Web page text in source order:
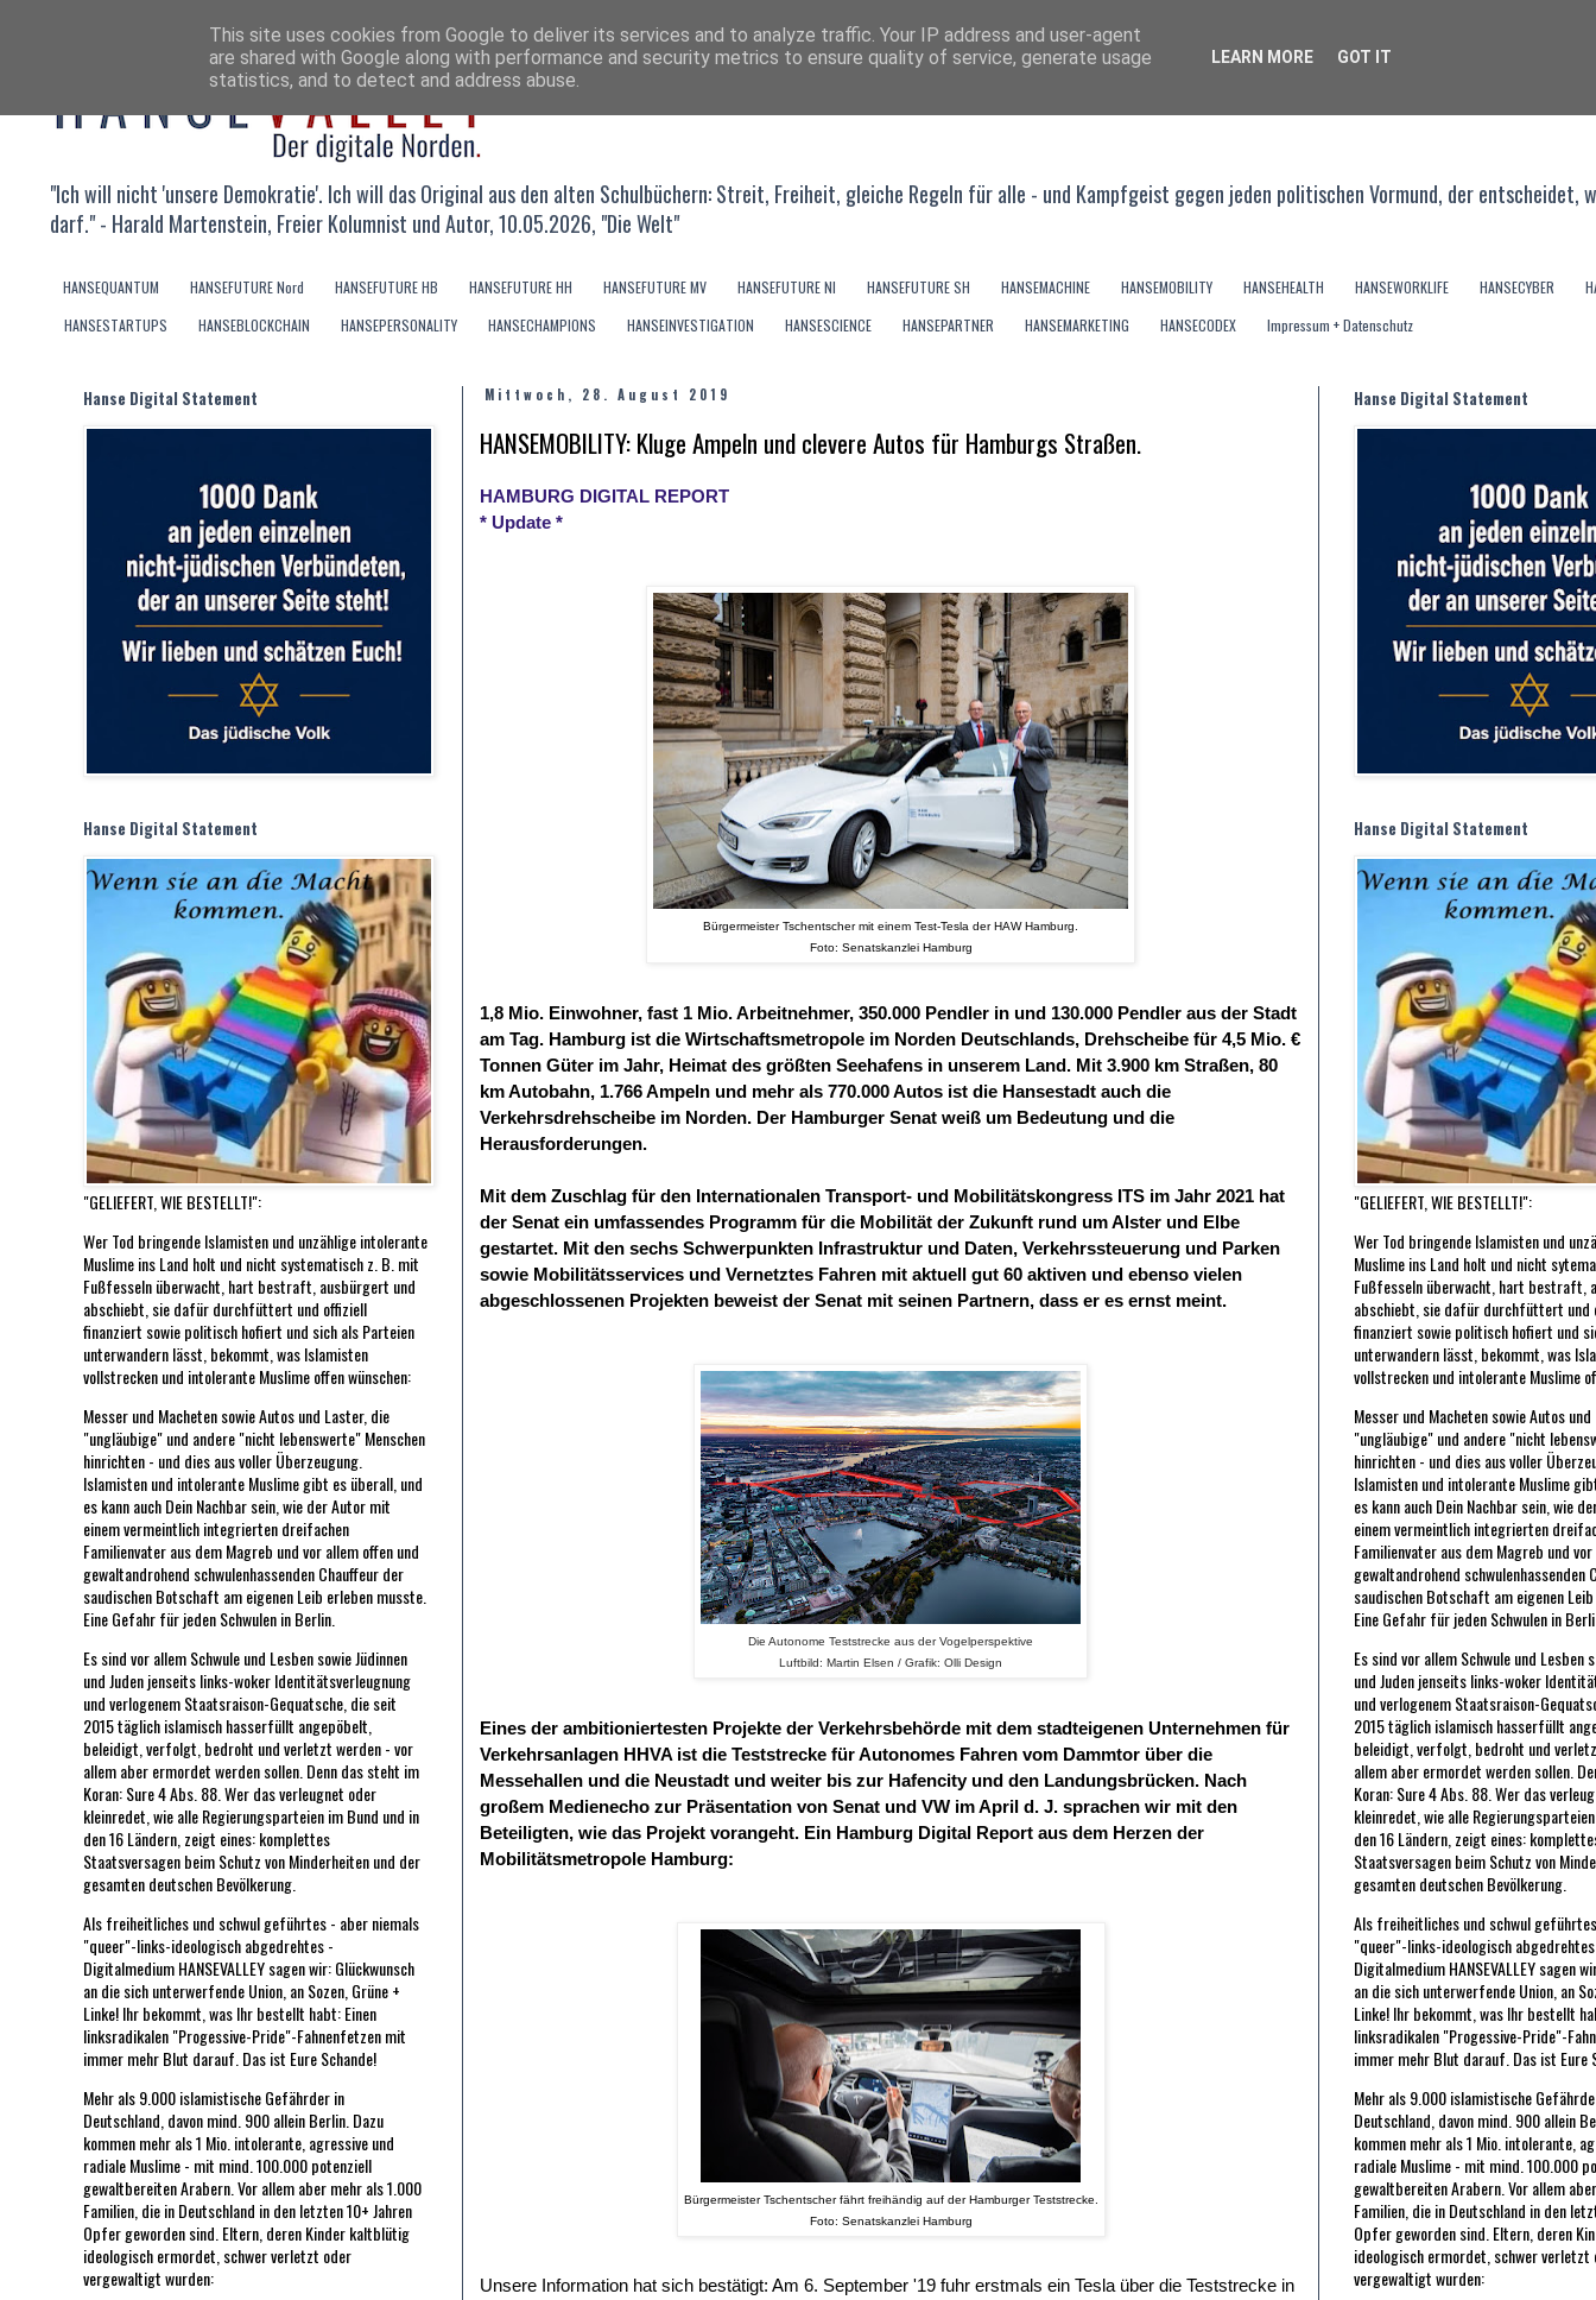
"Ich will nicht 'unsere Demokratie'. Ich will das Original aus den alten Schulbüchern: Streit, Freiheit, gleiche Regeln für alle - und Kampfgeist gegen jeden politischen Vormund, der entscheidet,
darf." - Harald Martenstein, Freier Kolumnist und Autor, 10.05.2026, "Die Welt"
HANSEQUANTUM HANSEFUTURE Nord HANSEFUTURE HB HANSEFUTURE HH HANSEFUTURE MV HANSEFUTURE NI HANSEFUTURE SH HANSEMACHINE HANSEMOBILITY HANSEHEALTH HANSEWORKLIFE HANSECYBER
HANSESTARTUPS
HANSEBLOCKCHAIN HANSEPERSONALITY HANSECHAMPIONS HANSEINVESTIGATION HANSESCIENCE HANSEPARTNER HANSEMARKETING HANSECODEX Impressum + Datenschutz
Mittwoch, 28. August 2019
HANSEMOBILITY: Kluge Ampeln und clevere Autos für Hamburgs Straßen.
HAMBURG DIGITAL REPORT
* Update *
Bürgermeister Tschentscher mit einem Test-Tesla der HAW Hamburg.
Foto: Senatskanzlei Hamburg
1,8 Mio. Einwohner, fast 1 Mio. Arbeitnehmer, 350.000 Pendler in und 130.000 Pendler aus der Stadt
am Tag. Hamburg ist die Wirtschaftsmetropole im Norden Deutschlands, Drehscheibe für 4,5 Mio. €
Tonnen Güter im Jahr, Heimat des größten Seehafens in unserem Land. Mit 3.900 km Straßen, 80
km Autobahn, 1.766 Ampeln und mehr als 770.000 Autos ist die Hansestadt auch die
Verkehrsdrehscheibe im Norden. Der Hamburger Senat weiß um Bedeutung und die
Herausforderungen.
Mit dem Zuschlag für den Internationalen Transport- und Mobilitätskongress ITS im Jahr 2021 hat
der Senat ein umfassendes Programm für die Mobilität der Zukunft rund um Alster und Elbe
gestartet. Mit den sechs Schwerpunkten Infrastruktur und Daten, Verkehrssteuerung und Parken
sowie Mobilitätsservices und Vernetztes Fahren mit aktuell gut 60 aktiven und ebenso vielen
abgeschlossenen Projekten beweist der Senat mit seinen Partnern, dass er es ernst meint.
Die Autonome Teststrecke aus der Vogelperspektive
Luftbild: Martin Elsen / Grafik: Olli Design
Eines der ambitioniertesten Projekte der Verkehrsbehörde mit dem stadteigenen Unternehmen für
Verkehrsanlagen HHVA ist die Teststrecke für Autonomes Fahren vom Dammtor über die
Messehallen und die Neustadt und weiter bis zur Hafencity und den Landungsbrücken. Nach
großem Medienecho zur Präsentation von Senat und VW im April d. J. sprachen wir mit den
Beteiligten, wie das Projekt vorangeht. Ein Hamburg Digital Report aus dem Herzen der
Mobilitätsmetropole Hamburg:
Bürgermeister Tschentscher fährt freihändig auf der Hamburger Teststrecke.
Foto: Senatskanzlei Hamburg
Unsere Information hat sich bestätigt: Am 6. September '19 fuhr erstmals ein Tesla über die Teststrecke in
Hanse Digital Statement
Hanse Digital Statement
"GELIEFERT, WIE BESTELLT!":
Wer Tod bringende Islamisten und unzählige intolerante
Muslime ins Land holt und nicht systematisch z. B. mit
Fußfesseln überwacht, hart bestraft, ausbürgert und
abschiebt, sie dafür durchfüttert und offiziell
finanziert sowie politisch hofiert und sich als Parteien
unterwandern lässt, bekommt, was Islamisten
vollstrecken und intolerante Muslime offen wünschen:
Messer und Macheten sowie Autos und Laster, die
"ungläubige" und andere "nicht lebenswerte" Menschen
hinrichten - und dies aus voller Überzeugung.
Islamisten und intolerante Muslime gibt es überall, und
es kann auch Dein Nachbar sein, wie der Autor mit
einem vermeintlich integrierten dreifachen
Familienvater aus dem Magreb und vor allem offen und
gewaltandrohend schwulenhassenden Chauffeur der
saudischen Botschaft am eigenen Leib erleben musste.
Eine Gefahr für jeden Schwulen in Berlin.
Es sind vor allem Schwule und Lesben sowie Jüdinnen
und Juden jenseits links-woker Identitätsverleugnung
und verlogenem Staatsraison-Gequatsche, die seit
2015 täglich islamisch hasserfüllt angepöbelt,
beleidigt, verfolgt, bedroht und verletzt werden - vor
allem aber ermordet werden sollen. Denn das steht im
Koran: Sure 4 Abs. 88. Wer das verleugnet oder
kleinredet, wie alle Regierungsparteien im Bund und in
den 16 Ländern, zeigt eines: komplettes
Staatsversagen beim Schutz von Minderheiten und der
gesamten deutschen Bevölkerung.
Als freiheitliches und schwul geführtes - aber niemals
"queer"-links-ideologisch abgedrehtes -
Digitalmedium HANSEVALLEY sagen wir: Glückwunsch
an die sich unterwerfende Union, an Sozen, Grüne +
Linke! Ihr bekommt, was Ihr bestellt habt: Einen
linksradikalen "Progessive-Pride"-Fahnenfetzen mit
immer mehr Blut darauf. Das ist Eure Schande!
Mehr als 9.000 islamistische Gefährder in
Deutschland, davon mind. 900 allein Berlin. Dazu
kommen mehr als 1 Mio. intolerante, agressive und
radiale Muslime - mit mind. 100.000 potenziell
gewaltbereiten Arabern. Vor allem aber mehr als 1.000
Familien, die in Deutschland in den letzten 10+ Jahren
Opfer geworden sind. Eltern, deren Kinder kaltblütig
ideologisch ermordet, schwer verletzt oder
vergewaltigt wurden:
Hanse Digital Statement
Hanse Digital Statement
"GELIEFERT, WIE BESTELLT!":
Wer Tod bringende Islamisten und
Muslime ins Land holt und nicht
Fußfesseln überwacht, hart bestraft,
abschiebt, sie dafür durchfüttert und
finanziert sowie politisch hofiert und
unterwandern lässt, bekommt, was
vollstrecken und intolerante Muslime
Messer und Macheten sowie Autos
"ungläubige" und andere "nicht
hinrichten - und dies aus voller
Islamisten und intolerante Muslime
es kann auch Dein Nachbar sein, wie
einem vermeintlich integrierten
Familienvater aus dem Magreb und
gewaltandrohend schwulenhassenden
saudischen Botschaft am eigenen
Eine Gefahr für jeden Schwulen in
Es sind vor allem Schwule und Lesben
und Juden jenseits links-woker
und verlogenem Staatsraison-
2015 täglich islamisch hasserfüllt
beleidigt, verfolgt, bedroht und
allem aber ermordet werden sollen.
Koran: Sure 4 Abs. 88. Wer das
kleinredet, wie alle
den 16 Ländern, zeigt eines:
Staatsversagen beim Schutz von
gesamten deutschen Bevölkerung.
Als freiheitliches und schwul
"queer"-links-ideologisch
Digitalmedium HANSEVALLEY sagen
an die sich unterwerfende Union, an
Linke! Ihr bekommt, was Ihr bestellt
linksradikalen "Progessive-Pride"-
immer mehr Blut darauf. Das ist Eure
Mehr als 9.000 islamistische
Deutschland, davon mind. 900 allein
kommen mehr als 1 Mio. intolerante,
radiale Muslime - mit mind. 100.000
gewaltbereiten Arabern. Vor allem
Familien, die in Deutschland in den
Opfer geworden sind. Eltern, deren
ideologisch ermordet, schwer verletzt
vergewaltigt wurden:
This site uses cookies from Google to deliver its services and to analyze traffic. Your IP address and user-agent
are shared with Google along with performance and security metrics to ensure quality of service, generate usage
statistics, and to detect and address abuse.
LEARN MORE GOT IT